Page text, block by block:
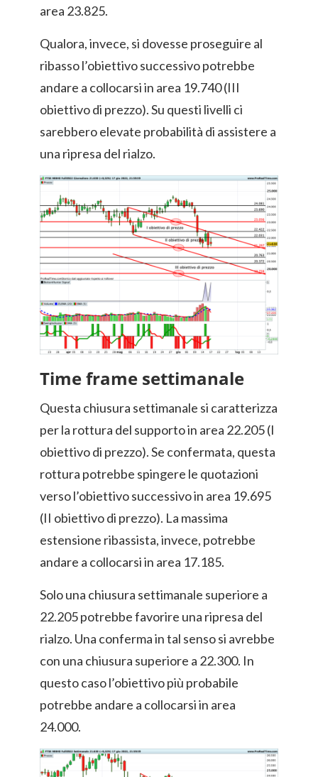
area 23.825.
Qualora, invece, si dovesse proseguire al
ribasso l’obiettivo successivo potrebbe
andare a collocarsi in area 19.740 (III
obiettivo di prezzo). Su questi livelli ci
sarebbero elevate probabilità di assistere a
una ripresa del rialzo.
Time frame settimanale
Questa chiusura settimanale si caratterizza
per la rottura del supporto in area 22.205 (I
obiettivo di prezzo). Se confermata, questa
rottura potrebbe spingere le quotazioni
verso l’obiettivo successivo in area 19.695
(II obiettivo di prezzo). La massima
estensione ribassista, invece, potrebbe
andare a collocarsi in area 17.185.
Solo una chiusura settimanale superiore a
22.205 potrebbe favorire una ripresa del
rialzo. Una conferma in tal senso si avrebbe
con una chiusura superiore a 22.300. In
questo caso l’obiettivo più probabile
potrebbe andare a collocarsi in area
24.000.